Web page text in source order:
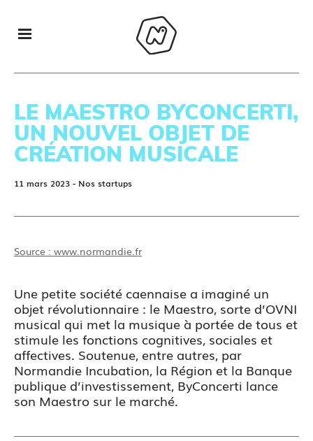
LE MAESTRO BYCONCERTI,
UN NOUVEL OBJET DE
CRÉATION MUSICALE
11 mars 2023 - Nos startups
Source : www.normandie.fr
Une petite société caennaise a imaginé un
objet révolutionnaire : le Maestro, sorte d’OVNI
musical qui met la musique à portée de tous et
stimule les fonctions cognitives, sociales et
affectives. Soutenue, entre autres, par
Normandie Incubation, la Région et la Banque
publique d’investissement, ByConcerti lance
son Maestro sur le marché.